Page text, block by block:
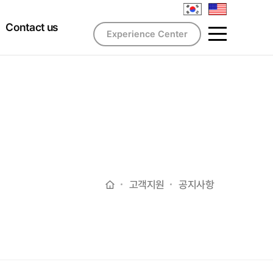
Contact us
Experience Center
고객지원 공지사항